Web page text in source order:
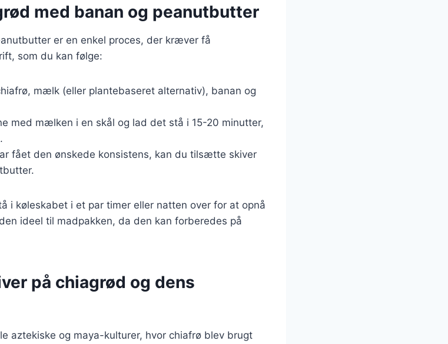
med banan og peanutbutter
er en enkel proces, der kræver få
som du kan følge:
mælk (eller plantebaseret alternativ), banan og
med mælken i en skål og lad det stå i 15-20 minutter,
fået den ønskede konsistens, kan du tilsætte skiver
i køleskabet i et par timer eller natten over for at opnå
ideel til madpakken, da den kan forberedes på
på chiagrød og dens
aztekiske og maya-kulturer, hvor chiafrø blev brugt